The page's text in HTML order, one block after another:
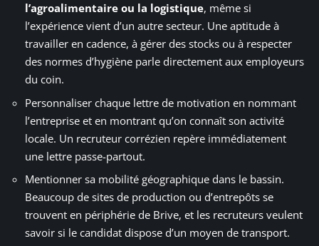
l’agroalimentaire ou la logistique, même si
l’expérience vient d’un autre secteur. Une aptitude à
travailler en cadence, à gérer des stocks ou à respecter
des normes d’hygiène parle directement aux employeurs
du coin.
Personnaliser chaque lettre de motivation en nommant
l’entreprise et en montrant qu’on connaît son activité
locale. Un recruteur corrézien repère immédiatement
une lettre passe-partout.
Mentionner sa mobilité géographique dans le bassin.
Beaucoup de sites de production ou d’entrepôts se
trouvent en périphérie de Brive, et les recruteurs veulent
savoir si le candidat dispose d’un moyen de transport.